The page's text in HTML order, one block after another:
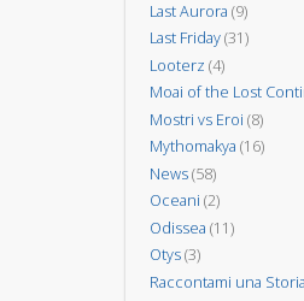
Last Aurora (9)
Last Friday(31)
Looterz (4)
Moai of the Lost
Mostri vs Eroi (8)
Mythomakya (16)
News(58)
Oceani (2)
Odissea (11)
Otys(3)
Raccontami una Storia